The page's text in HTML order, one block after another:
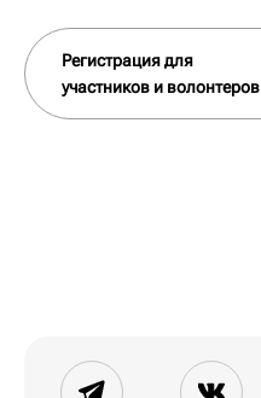
Регистрация для
участников и волонтеров